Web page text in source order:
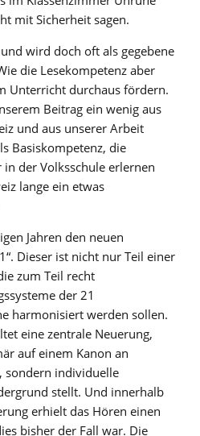
mit Sicherheit sagen.
wird doch oft als gegebene
die Lesekompetenz aber
Unterricht durchaus fördern.
Beitrag ein wenig aus
und aus unserer Arbeit
Basiskompetenz, die
der Volksschule erlernen
lange ein etwas
Jahren den neuen
Dieser ist nicht nur Teil einer
zum Teil recht
der 21
harmonisiert werden sollen.
eine zentrale Neuerung,
auf einem Kanon an
sondern individuelle
stellt. Und innerhalb
erhielt das Hören einen
bisher der Fall war. Die